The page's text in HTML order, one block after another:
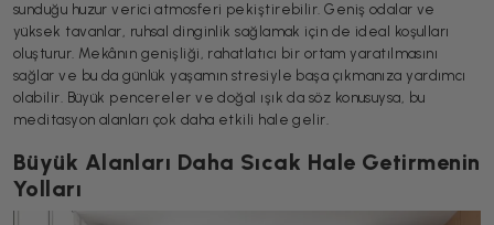
sunduğu huzur verici atmosferi pekiştirebilir. Geniş odalar ve
yüksek tavanlar, ruhsal dinginlik sağlamak için de ideal koşulları
oluşturur. Mekânın genişliği, rahatlatıcı bir ortam yaratılmasını
sağlar ve bu da günlük yaşamın stresiyle başa çıkmanıza yardımcı
olabilir. Büyük pencereler ve doğal ışık da söz konusuysa, bu
meditasyon alanları çok daha etkili hale gelir.
Büyük Alanları Daha Sıcak Hale Getirmenin
Yolları